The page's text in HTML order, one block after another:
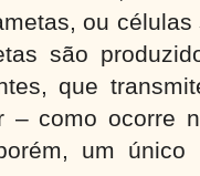
ou
são
que
– como ocorre
um